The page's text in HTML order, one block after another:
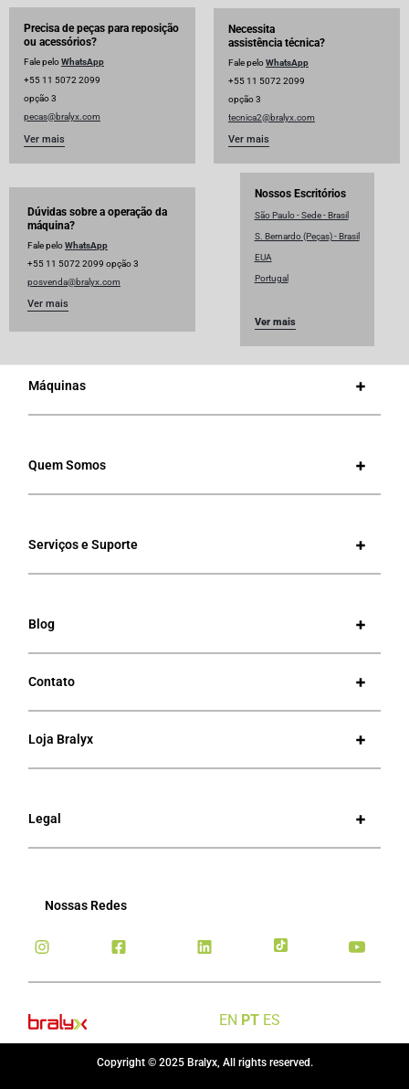
Precisa de peças para reposição
ou acessórios?
Fale peloWhatsApp
+55 11 5072 2099
opção 3
pecas@bralyx.com
Ver mais
Necessita
assistência técnica?
Fale peloWhatsApp
+55 11 5072 2099
opção 3
tecnica2@bralyx.com
Ver mais
Dúvidas sobre a operação da
máquina?
Fale peloWhatsApp
+55 11 5072 2099 opção 3
posvenda@bralyx.com
Ver mais
Nossos Escritórios
São Paulo - Sede - Brasil
S. Bernardo (Peças) - Brasil
EUA
Portugal
Ver mais
Máquinas
Quem Somos
Serviços e Suporte
Blog
Contato
Loja Bralyx
Legal
Nossas Redes
EN PT ES
Copyright © 2025 Bralyx, All rights reserved.